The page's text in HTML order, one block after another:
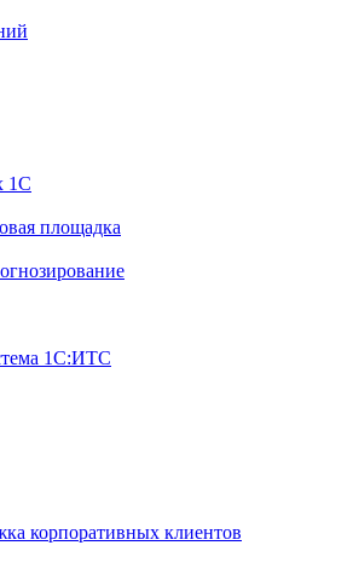
1С
площадка
1С:ИТС
корпоративных клиентов